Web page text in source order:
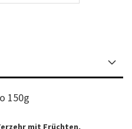
150g
mit Früchten,